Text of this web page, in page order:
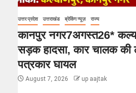
उत्तर प्रदेश उत्तराखंड ब्रेकिंग न्यूज़ राज्य
कानपुर नगर7अगस्त26*
सड़क हादसा, कार चालक की
पत्रकार घायल
August 7, 2026 up aajtak